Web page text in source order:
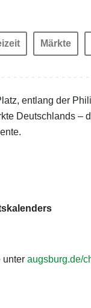
Märkte
entlang der
Deutschlands
unter augsburg.de/